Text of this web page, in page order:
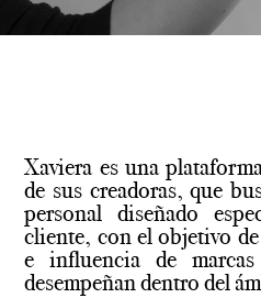
Xaviera es una
de sus creadoras, que
personal diseñado
cliente, con el objetivo
e influencia de
desempeñan dentro del